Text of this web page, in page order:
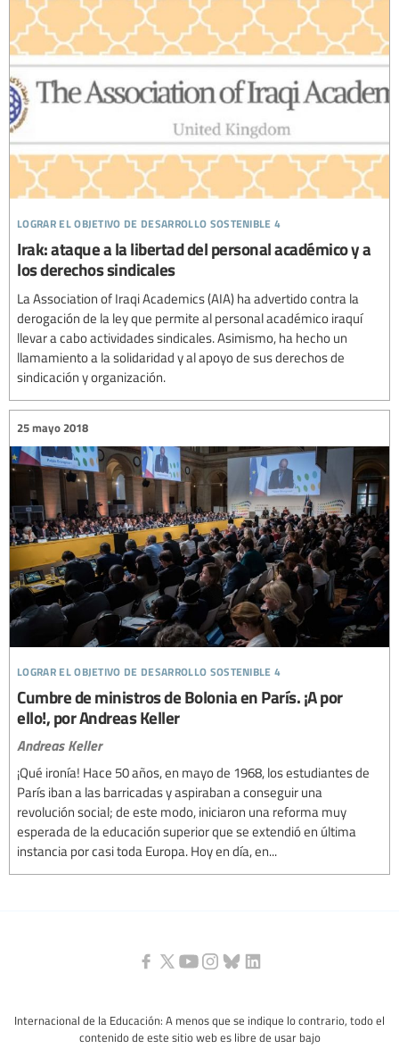
lograr el objetivo de desarrollo sostenible 4
Irak: ataque a la libertad del personal académico y a
los derechos sindicales
La Association of Iraqi Academics (AIA) ha advertido contra la
derogación de la ley que permite al personal académico iraquí
llevar a cabo actividades sindicales. Asimismo, ha hecho un
llamamiento a la solidaridad y al apoyo de sus derechos de
sindicación y organización.
lograr el objetivo de desarrollo sostenible 4
25 mayo 2018
Cumbre de ministros de Bolonia en París. ¡A por
ello!, por Andreas Keller
Andreas Keller
¡Qué ironía! Hace 50 años, en mayo de 1968, los estudiantes de
París iban a las barricadas y aspiraban a conseguir una
revolución social; de este modo, iniciaron una reforma muy
esperada de la educación superior que se extendió en última
instancia por casi toda Europa. Hoy en día, en...
Internacional de la Educación: A menos que se indique lo contrario, todo el
contenido de este sitio web es libre de usar bajo